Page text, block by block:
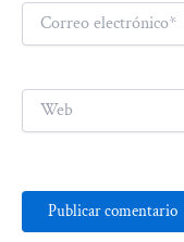
Correo
electrónico*
Web